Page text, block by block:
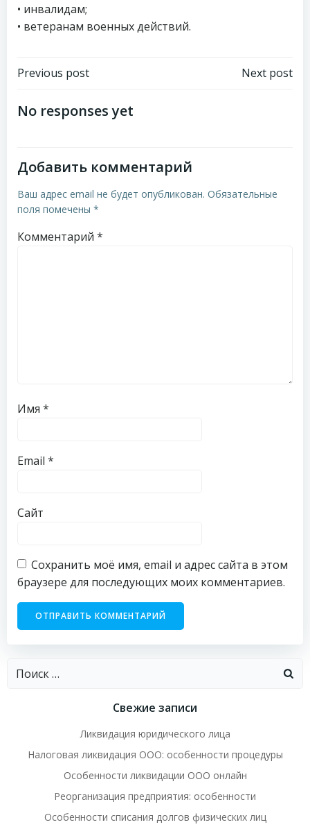
• инвалидам;
• ветеранам военных действий.
Навигация
по
Previous post
Навигация
Next post
No responses yet
Добавить комментарий
Ваш адрес email не будет опубликован. Обязательные
поля помечены *
Комментарий *
Имя *
Email *
Сайт
Сохранить моё имя, email и адрес сайта в этом
браузере для последующих моих комментариев.
Найти:
Свежие записи
Ликвидация юридического лица
Налоговая ликвидация ООО: особенности процедуры
Особенности ликвидации ООО онлайн
Реорганизация предприятия: особенности
Особенности списания долгов физических лиц